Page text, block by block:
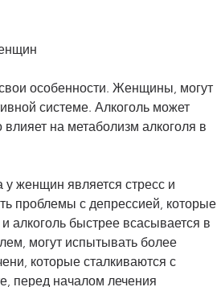
особенности. Женщины, могут
системе. Алкоголь может
на метаболизм алкоголя в
у женщин является стресс и
проблемы с депрессией, которые
алкоголь быстрее всасывается в
могут испытывать более
которые сталкиваются с
перед началом лечения